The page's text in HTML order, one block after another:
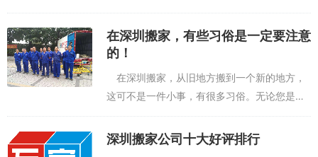
人员态度傲慢无礼；接洽谈的搬家公司与实际
搬运的公司不符；未依照正常方式搬运、未依
照...
在深圳搬家，有些习俗是一定要注意
的！
在深圳搬家，从旧地方搬到一个新的地方，
这可不是一件小事，有很多习俗。无论您是租
房还是购买新房，都意味着长期住在一个崭新
的地方。为了能够顺利进入房子，未来、职业
深圳搬家公司十大好评排行